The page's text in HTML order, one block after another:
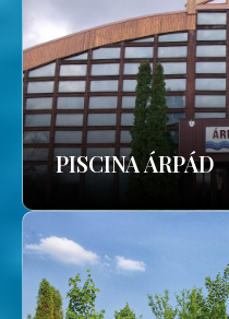
PISCINA ÁRPÁD